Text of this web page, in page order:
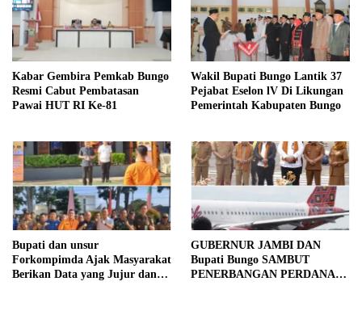
Kabar Gembira Pemkab Bungo
Resmi Cabut Pembatasan
Pawai HUT RI Ke-81
Wakil Bupati Bungo Lantik 37
Pejabat Eselon lV Di Likungan
Pemerintah Kabupaten Bungo
Bupati dan unsur
Forkompimda Ajak Masyarakat
Berikan Data yang Jujur dan
GUBERNUR JAMBI DAN
Bupati Bungo SAMBUT
PENERBANGAN PERDANA